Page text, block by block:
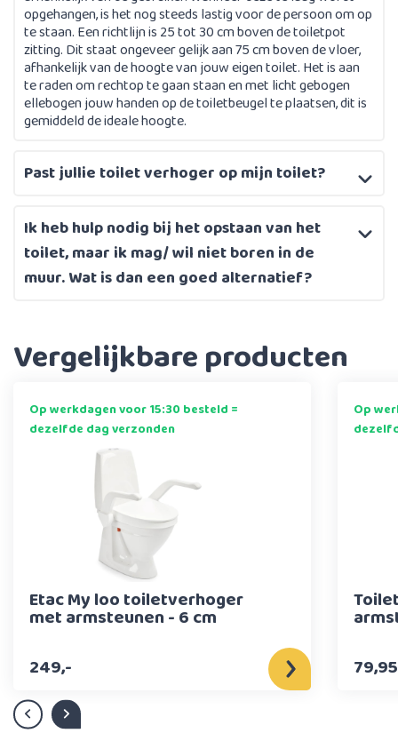
opgehangen, is het nog steeds lastig voor de persoon om op
te staan. Een richtlijn is 25 tot 30 cm boven de toiletpot
zitting. Dit staat ongeveer gelijk aan 75 cm boven de vloer,
afhankelijk van de hoogte van jouw eigen toilet. Het is aan
te raden om rechtop te gaan staan en met licht gebogen
ellebogen jouw handen op de toiletbeugel te plaatsen, dit is
gemiddeld de ideale hoogte.
Past jullie toilet verhoger op mijn toilet?
Ik heb hulp nodig bij het opstaan van het
toilet, maar ik mag/ wil niet boren in de
muur. Wat is dan een goed alternatief?
Vergelijkbare producten
Op werkdagen voor 15:30 besteld =
dezelfde dag verzonden
Etac My loo toiletverhoger
met armsteunen - 6 cm
249,-
Op
79,95